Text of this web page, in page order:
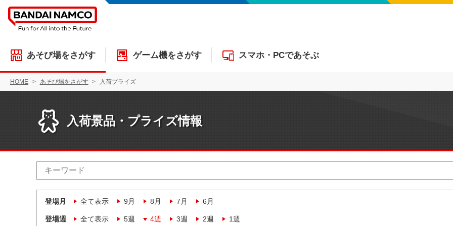
あそび場をさがす ゲーム機をさがす スマホ・PCであそぶ
HOME あそび場をさがす 入荷プライズ
入荷景品・プライズ情報
登場月 全て表示 9月 8月 7月 6月
登場週 全て表示 5週 4週 3週 2週 1週